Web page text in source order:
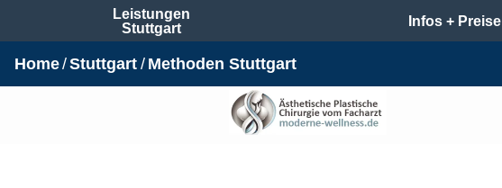
Leistungen
Stuttgart
Infos + Preise
Home Stuttgart Methoden Stuttgart